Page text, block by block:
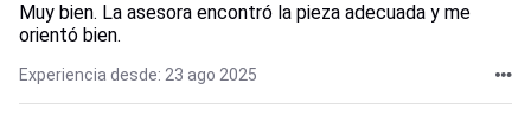
Muy bien. La asesora encontró la pieza adecuada y me
orientó bien.
Experiencia desde: 23 ago 2025